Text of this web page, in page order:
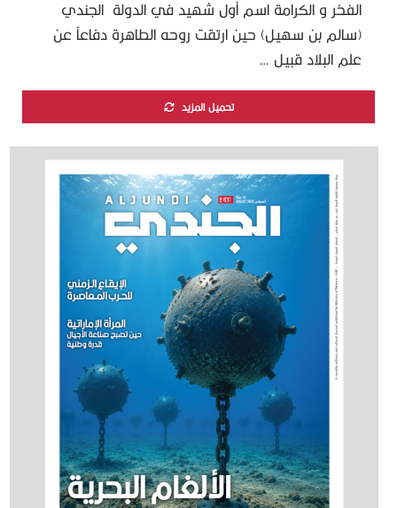
الفخر و الكرامة اسم أول شهيد في الدولة الجندي
(سالم بن سهيل) حين ارتقت روحه الطاهرة دفاعاً عن
علم البلاد قبيل …
تحميل المزيد